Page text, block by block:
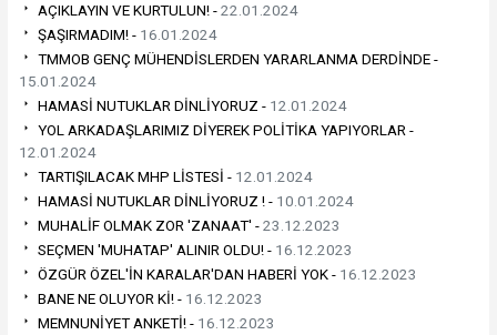
AÇIKLAYIN VE KURTULUN! -22.01.2024
ŞAŞIRMADIM! - 16.01.2024
TMMOB GENÇ MÜHENDİSLERDEN YARARLANMA DERDİNDE -
15.01.2024
HAMASİ NUTUKLAR DİNLİYORUZ - 12.01.2024
YOL ARKADAŞLARIMIZ DİYEREK POLİTİKA YAPIYORLAR -
12.01.2024
TARTIŞILACAK MHP LİSTESİ - 12.01.2024
HAMASİ NUTUKLAR DİNLİYORUZ ! - 10.01.2024
MUHALİF OLMAK ZOR 'ZANAAT' -23.12.2023
SEÇMEN 'MUHATAP' ALINIR OLDU! - 16.12.2023
ÖZGÜR ÖZEL'İN KARALAR'DAN HABERİ YOK - 16.12.2023
BANE NE OLUYOR Kİ! - 16.12.2023
MEMNUNİYET ANKETİ! - 16.12.2023